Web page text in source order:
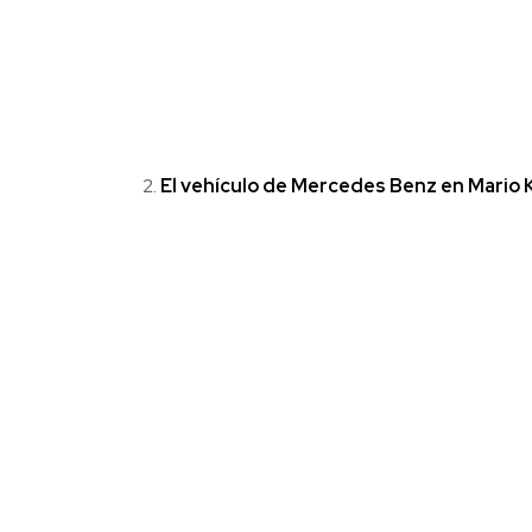
El vehículo de Mercedes Benz en Mario